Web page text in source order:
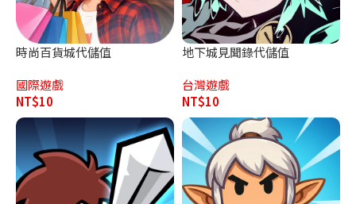
時尚百貨城代儲值
國際遊戲
NT$10
地下城見聞錄代儲值
台灣遊戲
NT$10